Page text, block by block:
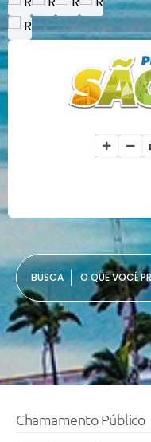
O QUE VOCÊ PROCURA?
Chamamento Público